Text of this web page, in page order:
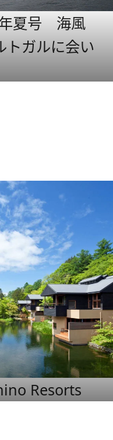
年夏号 海風
トガルに会い
Resorts